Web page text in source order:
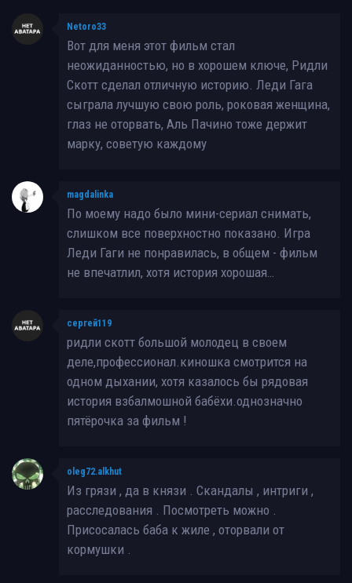
Netoro33
Вот для меня этот фильм стал
неожиданностью, но в хорошем ключе, Ридли
Скотт сделал отличную историю. Леди Гага
сыграла лучшую свою роль, роковая женщина,
глаз не оторвать, Аль Пачино тоже держит
марку, советую каждому
magdalinka
По моему надо было мини-сериал снимать,
слишком все поверхностно показано. Игра
Леди Гаги не понравилась, в общем - фильм
не впечатлил, хотя история хорошая…
сергей119
ридли скотт большой молодец в своем
деле,профессионал.киношка смотрится на
одном дыхании, хотя казалось бы рядовая
история взбалмошной бабёхи.однозначно
пятёрочка за фильм !
oleg72.alkhut
Из грязи , да в князи . Скандалы , интриги ,
расследования . Посмотреть можно .
Присосалась баба к жиле , оторвали от
кормушки .